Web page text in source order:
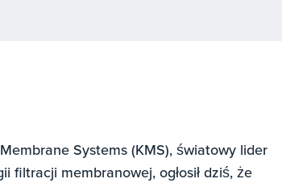
Systems (KMS), światowy lider
membranowej, ogłosił dziś, że